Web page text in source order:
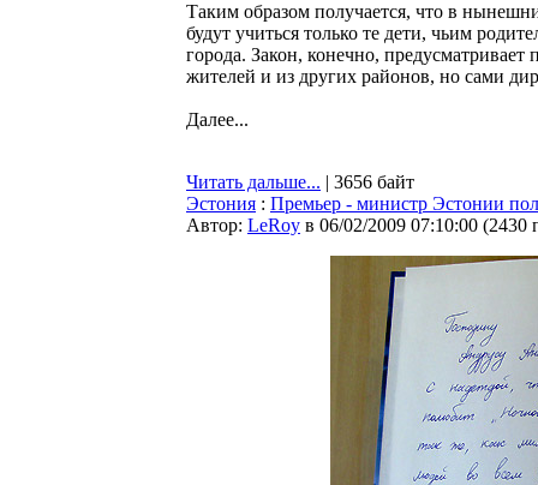
Таким образом получается, что в
будут учиться только те дети, чьим
города. Закон, конечно,
жителей и из других районов, но сами
Далее...
Читать дальше... | 3656 байт
Эстония : Премьер - министр Эстонии
Автор: LeRoy в 06/02/2009 07:10:00 (2430